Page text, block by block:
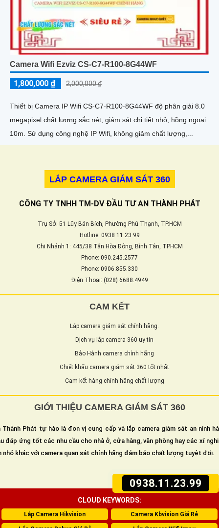
0938.11.23.99
Camera Wifi Ezviz CS-C7-R100-8G44WF
1,800,000 ₫ 2,000,000 ₫
Thiết bị Camera IP Wifi CS-C7-R100-8G44WF độ phân giải 8.0
megapixel chất lượng sắc nét, giám sát chi tiết nhỏ, hồng ngoại
10m. Sử dụng công nghệ IP Wifi, không giảm chất lượng,...
LẮP CAMERA GIÁM SÁT 360
CÔNG TY TNHH TM-DV ĐẦU TƯ AN THÀNH PHÁT
Trụ Sở: 51 Lũy Bán Bích, Phường Phú Thạnh, TP.HCM
Hotline: 0938 11 23 99
Chi Nhánh 1: 445/38 Tân Hòa Đông, Bình Tân, TPHCM
Phone: 090.245.2577
Phone: 0906.855.330
Điện Thoại: (028) 6688.4949
CAM KẾT
Lắp camera giám sát chính hãng.
Dịch vụ lắp camera 360 uy tín
Bảo Hành camera chính hãng
Chiết khấu camera giám sát 360 tốt nhất
Cam kết hàng chính hãng chất lượng
GIỚI THIỆU CAMERA GIÁM SÁT 360
Thành Phát tự hào là đơn vị cung cấp và lắp camera giám sát an ninh
đáp ứng tốt các nhu cầu cho nhà ở, cửa hàng, văn phòng hay các xí
nhỏ khác với camera quan sát chính hãng đảm bảo chất lượng tuyệt đối.
CLOUD KEYWORDS:
Lắp Camera Hikvision Camera Kbvision Giá Rẻ